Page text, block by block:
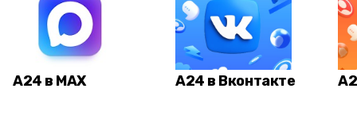
А24 в MAX А24 в Вконтакте